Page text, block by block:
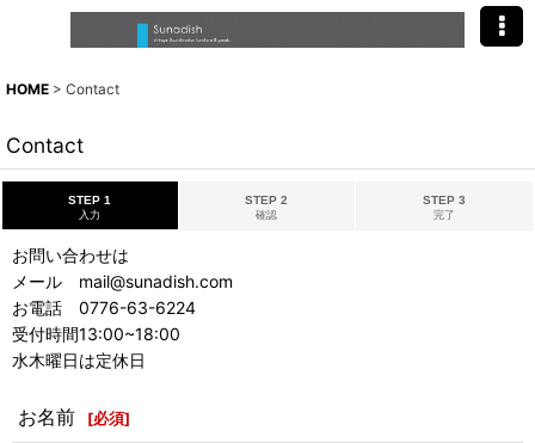
HOME > Contact
Contact
STEP 1
入力
STEP 2
確認
STEP 3
完了
お問い合わせは
メール mail@sunadish.com
お電話 0776-63-6224
受付時間13:00~18:00
水木曜日は定休日
お名前 [必須]